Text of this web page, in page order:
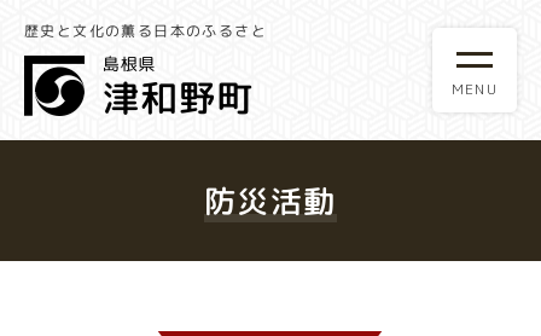
歴史と文化の薫る日本のふるさと
防災活動